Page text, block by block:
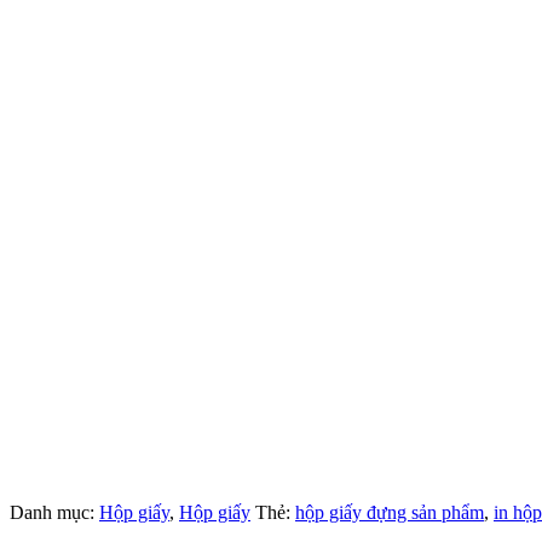
Danh mục: Hộp giấy, Hộp giấy Thẻ: hộp giấy đựng sản phẩm, in